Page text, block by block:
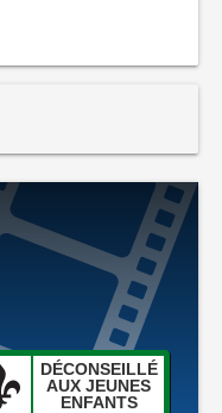
DÉCONSEILLÉ
AUX JEUNES
ENFANTS